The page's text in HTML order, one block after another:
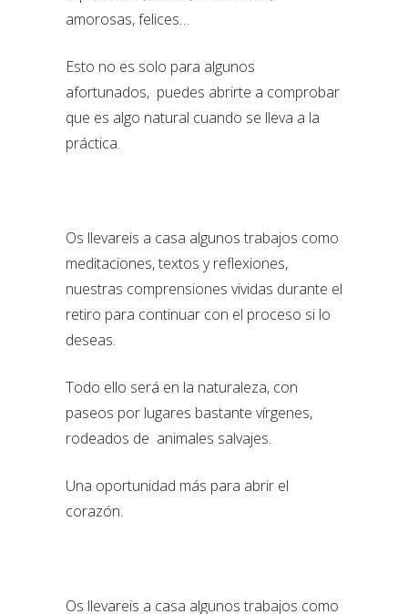
amorosas, felices…
Esto no es solo para algunos
afortunados, puedes abrirte a comprobar
que es algo natural cuando se lleva a la
práctica.
Os llevareis a casa algunos trabajos como
meditaciones, textos y reflexiones,
nuestras comprensiones vividas durante el
retiro para continuar con el proceso si lo
deseas.
Todo ello será en la naturaleza, con
paseos por lugares bastante vírgenes,
rodeados de animales salvajes.
Una oportunidad más para abrir el
corazón.
Os llevareis a casa algunos trabajos como